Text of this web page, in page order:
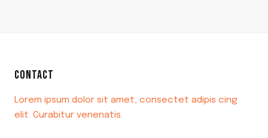
CONTACT
Lorem ipsum dolor sit amet, consectet adipis cing
elit. Curabitur venenatis.